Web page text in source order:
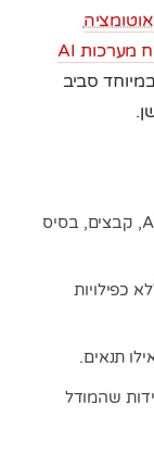
אוטומציה
פיתוח מערכות AI
סביב
האם אפשר לגשת למידע דרך API, קבצים, בסיס
כפילויות
תנאים.
שהמודל